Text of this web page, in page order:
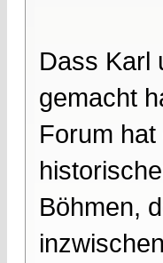
Dass Karl
gemacht
Forum
Böhmen,